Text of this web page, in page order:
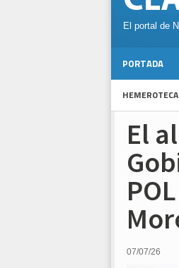
El portal de
PORTADA
HEMEROTECA
El
07/07/26